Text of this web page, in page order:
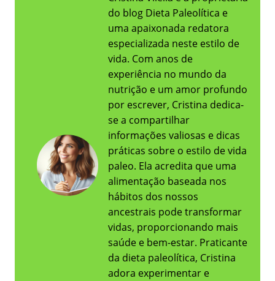
do blog Dieta Paleolítica e
uma apaixonada redatora
especializada neste estilo de
vida. Com anos de
experiência no mundo da
nutrição e um amor profundo
por escrever, Cristina dedica-
se a compartilhar
informações valiosas e dicas
práticas sobre o estilo de vida
paleo. Ela acredita que uma
alimentação baseada nos
hábitos dos nossos
ancestrais pode transformar
vidas, proporcionando mais
saúde e bem-estar. Praticante
da dieta paleolítica, Cristina
adora experimentar e